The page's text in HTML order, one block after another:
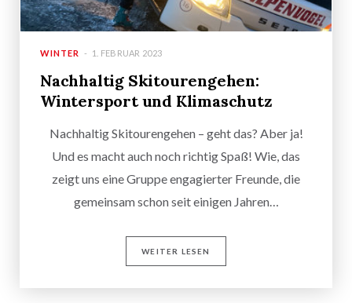
WINTER 1. FEBRUAR 2023
Nachhaltig Skitourengehen:
Wintersport und Klimaschutz
Nachhaltig Skitourengehen – geht das? Aber ja!
Und es macht auch noch richtig Spaß! Wie, das
zeigt uns eine Gruppe engagierter Freunde, die
gemeinsam schon seit einigen Jahren…
WEITER LESEN